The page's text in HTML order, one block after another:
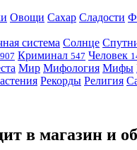
Овощи Сахар Сладости
система Солнце
907 Криминал 547 Человек
Мир Мифология Мифы
Рекорды Религия
в магазин и